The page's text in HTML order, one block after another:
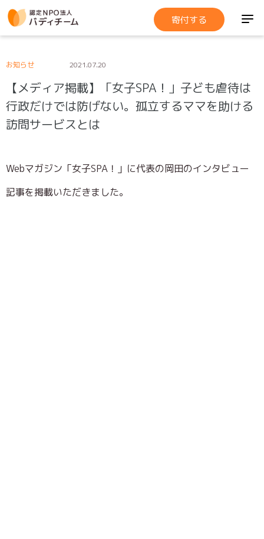
寄付する
お知らせ 2021.07.20
【メディア掲載】「女子SPA！」子ども虐待は
行政だけでは防げない。孤立するママを助ける
訪問サービスとは
Webマガジン「女子SPA！」に代表の岡田のインタビュー
記事を掲載いただきました。